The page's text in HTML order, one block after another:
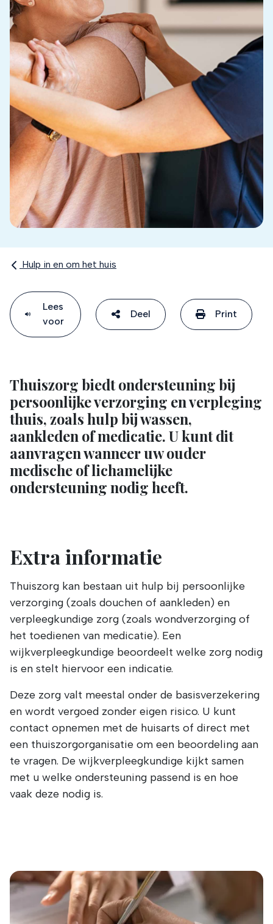
Hulp in en om het huis
Lees
voor
Deel Print
Thuiszorg biedt ondersteuning bij
persoonlijke verzorging en verpleging
thuis, zoals hulp bij wassen,
aankleden of medicatie. U kunt dit
aanvragen wanneer uw ouder
medische of lichamelijke
ondersteuning nodig heeft.
Extra informatie
Thuiszorg kan bestaan uit hulp bij persoonlijke
verzorging (zoals douchen of aankleden) en
verpleegkundige zorg (zoals wondverzorging of
het toedienen van medicatie). Een
wijkverpleegkundige beoordeelt welke zorg nodig
is en stelt hiervoor een indicatie.
Deze zorg valt meestal onder de basisverzekering
en wordt vergoed zonder eigen risico. U kunt
contact opnemen met de huisarts of direct met
een thuiszorgorganisatie om een beoordeling aan
te vragen. De wijkverpleegkundige kijkt samen
met u welke ondersteuning passend is en hoe
vaak deze nodig is.